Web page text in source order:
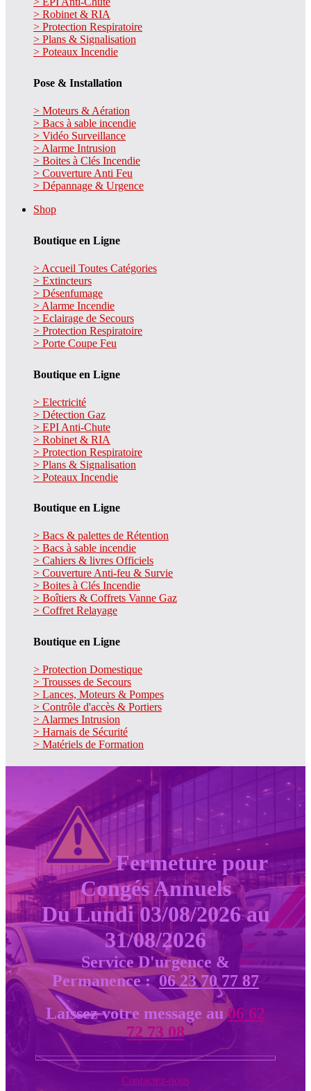
> Robinet & RIA
> Protection Respiratoire
> Plans & Signalisation
> Poteaux Incendie
Pose & Installation
> Moteurs & Aération
> Bacs à sable incendie
> Vidéo Surveillance
> Alarme Intrusion
> Boites à Clés Incendie
> Couverture Anti Feu
> Dépannage & Urgence
Shop
Boutique en Ligne
> Accueil Toutes Catégories
> Extincteurs
> Désenfumage
> Alarme Incendie
> Eclairage de Secours
> Protection Respiratoire
> Porte Coupe Feu
Boutique en Ligne
> Electricité
> Détection Gaz
> EPI Anti-Chute
> Robinet & RIA
> Protection Respiratoire
> Plans & Signalisation
> Poteaux Incendie
Boutique en Ligne
> Bacs & palettes de Rétention
> Bacs à sable incendie
> Cahiers & livres Officiels
> Couverture Anti-feu & Survie
> Boites à Clés Incendie
> Boîtiers & Coffrets Vanne Gaz
> Coffret Relayage
Boutique en Ligne
> Protection Domestique
> Trousses de Secours
> Lances, Moteurs & Pompes
> Contrôle d'accès & Portiers
> Alarmes Intrusion
> Harnais de Sécurité
> Matériels de Formation
Fermeture pour
Congés Annuels
Du Lundi 03/08/2026 au
31/08/2026
Service D'urgence &
Permanence :06 23 70 77 87
Laissez votre message au06 62
72 73 08
Contactez-nous